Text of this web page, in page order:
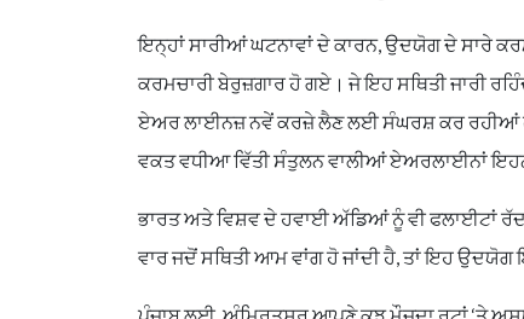
ਇਨ੍ਹਾਂ ਸਾਰੀਆਂ ਘਟਨਾਵਾਂ ਦੇ ਕਾਰਨ, ਉਦਯੋਗ ਦੇ ਸਾਰੇ
ਕਰਮਚਾਰੀ ਬੇਰੁਜ਼ਗਾਰ ਹੋ ਗਏ। ਜੇ ਇਹ ਸਥਿਤੀ ਜਾਰੀ
ਏਅਰ ਲਾਈਨਜ਼ ਨਵੇਂ ਕਰਜ਼ੇ ਲੈਣ ਲਈ ਸੰਘਰਸ਼ ਕਰ ਰਹੀਆਂ
ਵਕਤ ਵਧੀਆ ਵਿੱਤੀ ਸੰਤੁਲਨ ਵਾਲੀਆਂ ਏਅਰਲਾਈਨਾਂ
ਭਾਰਤ ਅਤੇ ਵਿਸ਼ਵ ਦੇ ਹਵਾਈ ਅੱਡਿਆਂ ਨੂੰ ਵੀ ਫਲਾਈਟਾਂ ਰੱਦ
ਵਾਰ ਜਦੋਂ ਸਥਿਤੀ ਆਮ ਵਾਂਗ ਹੋ ਜਾਂਦੀ ਹੈ, ਤਾਂ ਇਹ ਉਦਯੋਗ